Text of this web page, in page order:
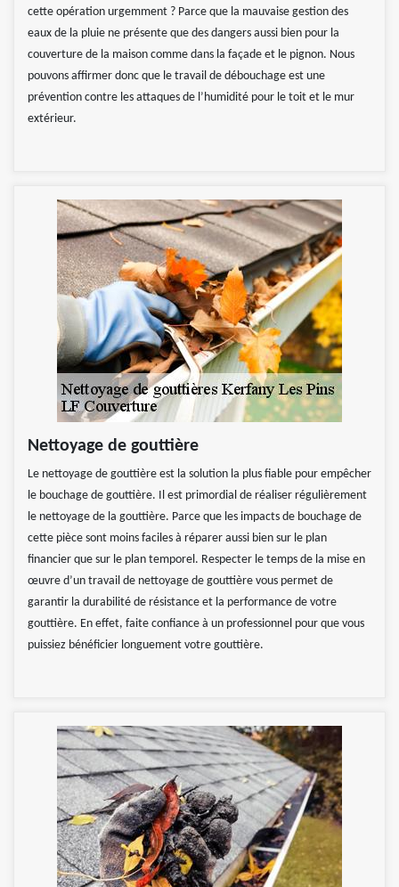
cette opération urgemment ? Parce que la mauvaise gestion des
eaux de la pluie ne présente que des dangers aussi bien pour la
couverture de la maison comme dans la façade et le pignon. Nous
pouvons affirmer donc que le travail de débouchage est une
prévention contre les attaques de l’humidité pour le toit et le mur
extérieur.
Nettoyage de gouttière
Le nettoyage de gouttière est la solution la plus fiable pour empêcher
le bouchage de gouttière. Il est primordial de réaliser régulièrement
le nettoyage de la gouttière. Parce que les impacts de bouchage de
cette pièce sont moins faciles à réparer aussi bien sur le plan
financier que sur le plan temporel. Respecter le temps de la mise en
œuvre d’un travail de nettoyage de gouttière vous permet de
garantir la durabilité de résistance et la performance de votre
gouttière. En effet, faite confiance à un professionnel pour que vous
puissiez bénéficier longuement votre gouttière.